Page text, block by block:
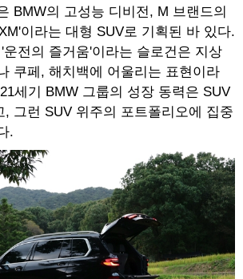
BMW의 고성능 디비전, M 브랜드의
이라는 대형 SUV로 기획된 바 있다.
전의 즐거움'이라는 슬로건은 지상
쿠페, 해치백에 어울리는 표현이라
세기 BMW 그룹의 성장 동력은 SUV
, 그런 SUV 위주의 포트폴리오에 집중
.